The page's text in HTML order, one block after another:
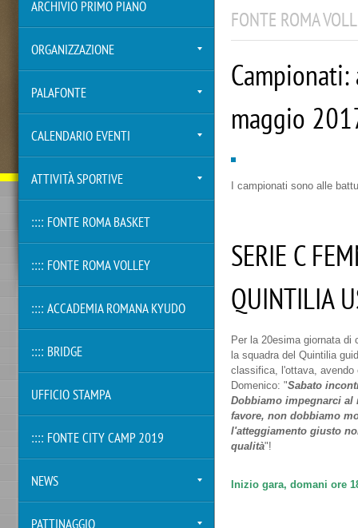
FONTE ROMA
maggio
I campionati sono alle
SERIE C
QUINTILIA
Per la 20esima giornata di
la squadra del Quintilia
classifica, l'ottava, avendo
Domenico: "Sabato
Dobbiamo impegnarci al
favore, non dobbiamo
l'atteggiamento giusto
qualità"!
Inizio gara, domani ore
ARCHIVIO PRIMO PIANO
ORGANIZZAZIONE
PALAFONTE
CALENDARIO EVENTI
ATTIVITÀ SPORTIVE
:::: FONTE ROMA BASKET
:::: FONTE ROMA VOLLEY
:::: ACCADEMIA ROMANA KYUDO
:::: BRIDGE
UFFICIO STAMPA
:::: FONTE CITY CAMP 2019
NEWS
PATTINAGGIO